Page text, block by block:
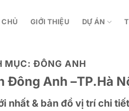
CHỦ GIỚI THIỆU DỰ ÁN
MỤC:ĐÔNG ANH
Đông Anh –TP.Hà
nhất & bản đồ vị trí chi